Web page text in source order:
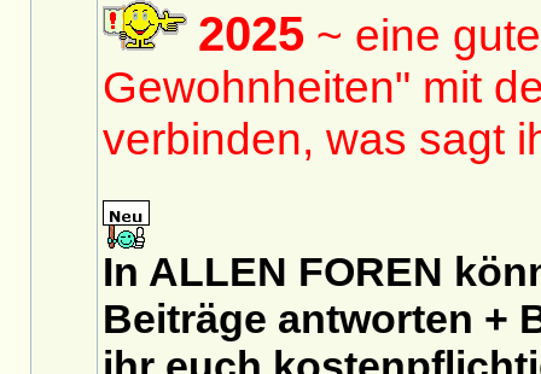
2025 ~ eine
Gewohnheiten" mit
verbinden, was sagt
In ALLEN FOREN
Beiträge antworten +